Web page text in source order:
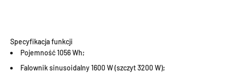
Specyfikacja funkcji
Pojemność 1056 Wh;
Falownik sinusoidalny 1600 W (szczyt 3200 W);